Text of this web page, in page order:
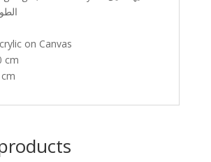
on Canvas
cm